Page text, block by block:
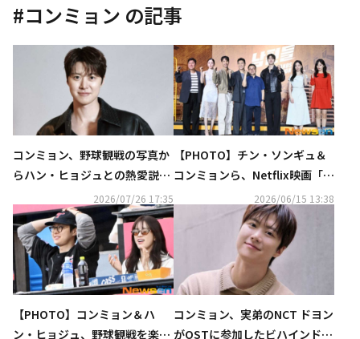
#コンミョン の記事
コンミョン、野球観戦の写真か
らハン・ヒョジュとの熱愛説が
浮上も「“お似合い”という声が
多くて満足」
2026/07/26 17:35
【PHOTO】チン・ソンギュ＆
コンミョンら、Netflix映画「夫
たち」制作報告会に出席
2026/06/15 13:38
【PHOTO】コンミョン＆ハ
ン・ヒョジュ、野球観戦を楽し
コンミョン、実弟のNCT ドヨン
がOSTに参加したビハインド明